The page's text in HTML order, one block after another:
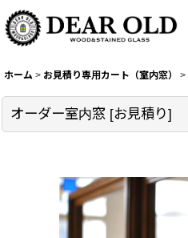
ホーム > お見積り専用カート（室内窓） >
オーダー室内窓 [お見積り]